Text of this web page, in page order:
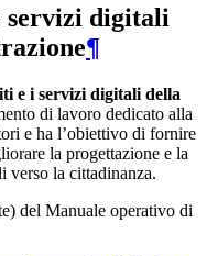
servizi digitali
¶
e i servizi digitali della
di lavoro dedicato alla
e ha l’obiettivo di fornire
la progettazione e la
verso la cittadinanza.
del Manuale operativo di